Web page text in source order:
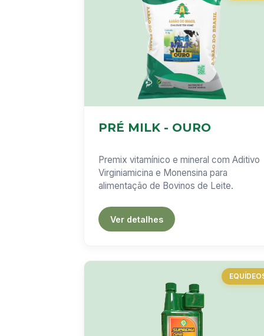
PRÉ MILK - OURO
Premix vitamínico e mineral com Aditivo
Virginiamicina e Monensina para
alimentação de Bovinos de Leite.
Ver detalhes